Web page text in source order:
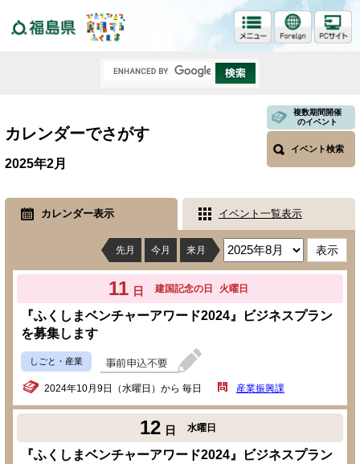
カレンダーでさがす
複数期間開催
のイベント
イベント検索
2025年2月
カレンダー表示 イベント一覧表示
先月 今月 来月
11 日 建国記念の日 火曜日
『ふくしまベンチャーアワード2024』ビジネスプラン
を募集します
しごと・産業
2024年10月9日（水曜日）から 毎日 産業振興課
12 日 水曜日
『ふくしまベンチャーアワード2024』ビジネスプラン